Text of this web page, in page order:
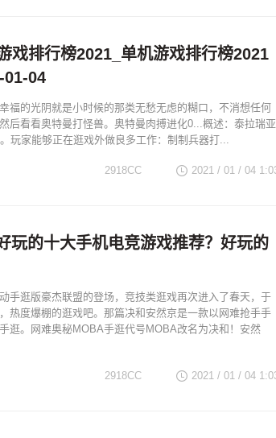
戏排行榜2021_单机游戏排行榜2021
01-04
福的光阴就是小时候的那类无愁无虑的糊口，不消想任何
后看看奥特曼打怪兽。奥特曼肉搏进化0...概述：泰拉瑞亚
玩家能够正在逛戏外做良多工作：制制兵器打...
2021 / 01 / 04
2918CC
玩的十大手机电竞游戏推荐？好玩的
手逛版豪杰联盟的登场，竞技类逛戏再次进入了春天，于
热度爆棚的逛戏吧。那篇决和安然京是一款以网难抢手手
逛。网难奥秘MOBA手逛代号MOBA改名为决和！安然
2021 / 01 / 04
2918CC